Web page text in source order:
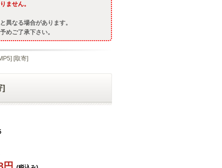
ません。
異なる場合があります。
めご了承下さい。
[取寄]
]